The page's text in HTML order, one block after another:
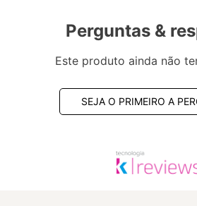
Perguntas &
Este produto ainda não
SEJA O PRIMEIRO A